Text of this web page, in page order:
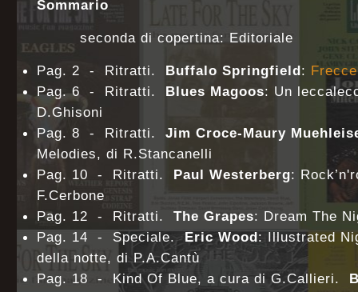
Sommario
seconda di copertina: Editoriale
Pag. 2 - Ritratti. Buffalo Springfield:
Pag. 6 - Ritratti.
Blues Magoos: Un
D.Ghisoni
Pag. 8 - Ritratti. Jim Croce-Maury
Melodies, di R.Stancanelli
Pag. 10 - Ritratti. Paul Westerberg:
F.Cerbone
Pag. 12 - Ritratti.
The Grapes: Dream The
Pag. 14 - Speciale. Eric Wood: Illustrated
della notte, di P.A.Cantù
Pag. 18 - Kind Of Blue, a cura di G.Callieri.